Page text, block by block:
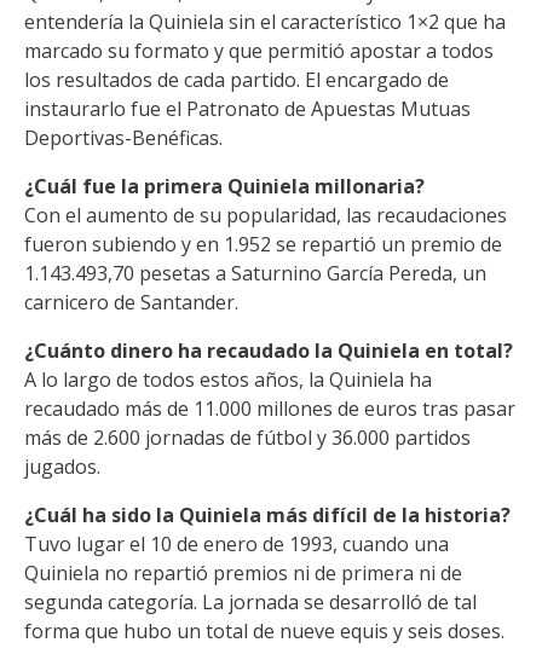
entendería la Quiniela sin el característico 1×2 que ha
marcado su formato y que permitió apostar a todos
los resultados de cada partido. El encargado de
instaurarlo fue el Patronato de Apuestas Mutuas
Deportivas-Benéficas.
¿Cuál fue la primera Quiniela millonaria?
Con el aumento de su popularidad, las recaudaciones
fueron subiendo y en 1.952 se repartió un premio de
1.143.493,70 pesetas a Saturnino García Pereda, un
carnicero de Santander.
¿Cuánto dinero ha recaudado la Quiniela en total?
A lo largo de todos estos años, la Quiniela ha
recaudado más de 11.000 millones de euros tras pasar
más de 2.600 jornadas de fútbol y 36.000 partidos
jugados.
¿Cuál ha sido la Quiniela más difícil de la historia?
Tuvo lugar el 10 de enero de 1993, cuando una
Quiniela no repartió premios ni de primera ni de
segunda categoría. La jornada se desarrolló de tal
forma que hubo un total de nueve equis y seis doses.